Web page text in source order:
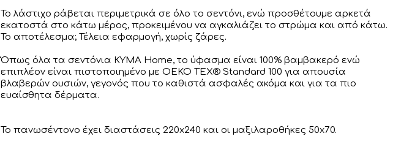
Το λάστιχο ράβεται περιμετρικά σε όλο το σεντόνι, ενώ προσθέτουμε αρκετά
εκατοστά στο κάτω μέρος, προκειμένου να αγκαλιάζει το στρώμα και από κάτω.
Το αποτέλεσμα; Τέλεια εφαρμογή, χωρίς ζάρες.
Όπως όλα τα σεντόνια KYMA Home, το ύφασμα είναι 100% βαμβακερό ενώ
επιπλέον είναι πιστοποιημένο με OEKO TEX® Standard 100 για απουσία
βλαβερών ουσιών, γεγονός που το καθιστά ασφαλές ακόμα και για τα πιο
ευαίσθητα δέρματα.
Το πανωσέντονο έχει διαστάσεις 220x240 και οι μαξιλαροθήκες 50x70.